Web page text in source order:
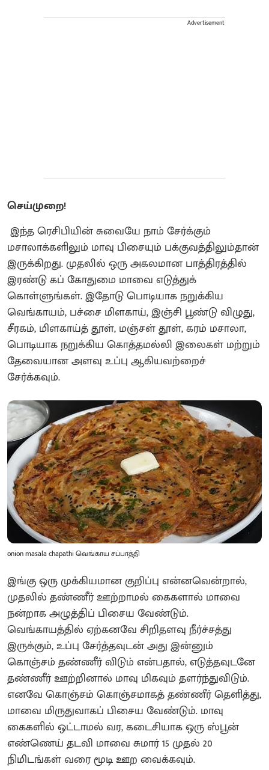
Advertisement
செய்முறை!
இந்த ரெசிபியின் சுவையே நாம் சேர்க்கும்
மசாலாக்களிலும் மாவு பிசையும் பக்குவத்திலும்தான்
இருக்கிறது. முதலில் ஒரு அகலமான பாத்திரத்தில்
இரண்டு கப் கோதுமை மாவை எடுத்துக்
கொள்ளுங்கள். இதோடு பொடியாக நறுக்கிய
வெங்காயம், பச்சை மிளகாய், இஞ்சி பூண்டு விழுது,
சீரகம், மிளகாய்த் தூள், மஞ்சள் தூள், கரம் மசாலா,
பொடியாக நறுக்கிய கொத்தமல்லி இலைகள் மற்றும்
தேவையான அளவு உப்பு ஆகியவற்றைச்
சேர்க்கவும்.
onion masala chapathi வெங்காய சப்பாத்தி
இங்கு ஒரு முக்கியமான குறிப்பு என்னவென்றால்,
முதலில் தண்ணீர் ஊற்றாமல் கைகளால் மாவை
நன்றாக அழுத்திப் பிசைய வேண்டும்.
வெங்காயத்தில் ஏற்கனவே சிறிதளவு நீர்ச்சத்து
இருக்கும், உப்பு சேர்த்தவுடன் அது இன்னும்
கொஞ்சம் தண்ணீர் விடும் என்பதால், எடுத்தவுடனே
தண்ணீர் ஊற்றினால் மாவு மிகவும் தளர்ந்துவிடும்.
எனவே கொஞ்சம் கொஞ்சமாகத் தண்ணீர் தெளித்து,
மாவை மிருதுவாகப் பிசைய வேண்டும். மாவு
கைகளில் ஒட்டாமல் வர, கடைசியாக ஒரு ஸ்பூன்
எண்ணெய் தடவி மாவை சுமார் 15 முதல் 20
நிமிடங்கள் வரை மூடி ஊற வைக்கவும்.